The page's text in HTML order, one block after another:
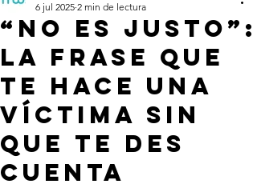
“No es justo”:
la frase que
te hace una
víctima sin
que te des
cuenta
6 jul 2025 2 min de lectura